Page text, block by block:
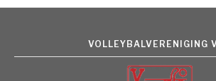
VOLLEYBALVERENIGING